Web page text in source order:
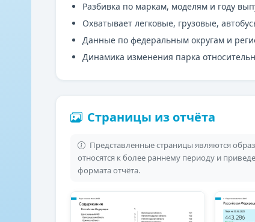
Разбивка по маркам, моделям и году
Охватывает легковые, грузовые,
Данные по федеральным округам и
Динамика изменения парка
Страницы из отчёта
Представленные страницы являются
относятся к более раннему периоду и
формата отчёта.